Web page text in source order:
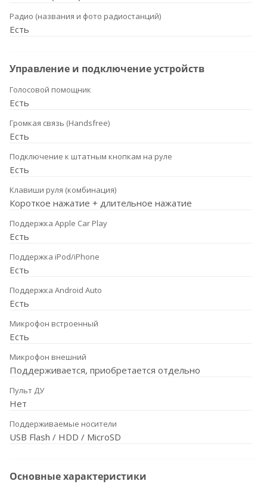
Радио (названия и фото радиостанций)
Есть
Управление и подключение устройств
Голосовой помощник
Есть
Громкая связь (Handsfree)
Есть
Подключение к штатным кнопкам на руле
Есть
Клавиши руля (комбинация)
Короткое нажатие + длительное нажатие
Поддержка Apple Car Play
Есть
Поддержка iPod/iPhone
Есть
Поддержка Android Auto
Есть
Микрофон встроенный
Есть
Микрофон внешний
Поддерживается, приобретается отдельно
Пульт ДУ
Нет
Поддерживаемые носители
USB Flash / HDD / MicroSD
Основные характеристики